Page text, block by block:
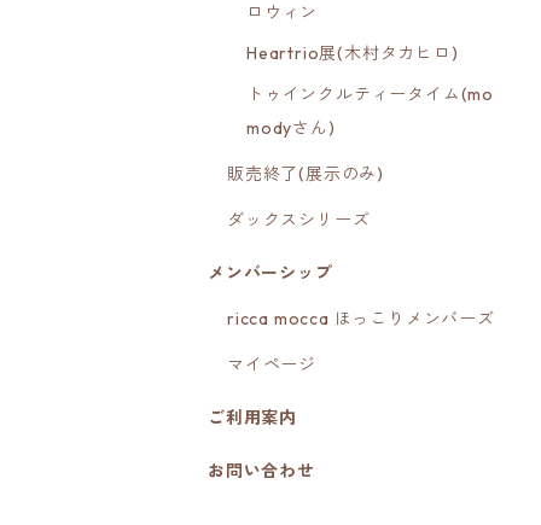
ロウィン
Heartrio展(木村タカヒロ)
トゥインクルティータイム(mo
modyさん)
販売終了(展示のみ)
ダックスシリーズ
メンバーシップ
ricca mocca ほっこりメンバーズ
マイページ
ご利用案内
お問い合わせ